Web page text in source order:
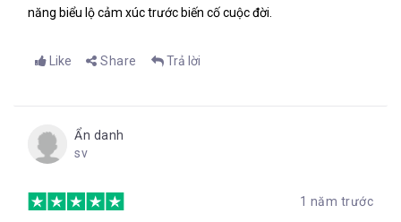
năng biểu lộ cảm xúc trước biến cố cuộc đời.
Like Share Trả lời
Ẩn danh
sv
1 năm trước